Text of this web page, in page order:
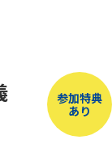
参加特典
あり